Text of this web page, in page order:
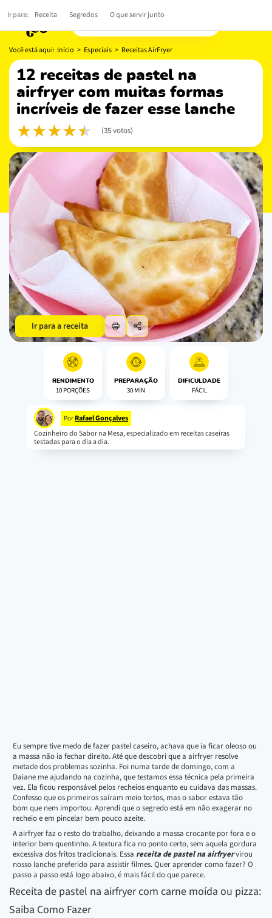
Você está aqui: Início > Especiais > Receitas AirFryer
12 receitas de pastel na
airfryer com muitas formas
incríveis de fazer esse lanche
(35 votos)
Ir para a receita
RENDIMENTO
10 PORÇÕES
PREPARAÇÃO
30 MIN
DIFICULDADE
FÁCIL
Por Rafael Gonçalves
Cozinheiro do Sabor na Mesa, especializado em receitas caseiras
testadas para o dia a dia.
Eu sempre tive medo de fazer pastel caseiro, achava que ia ficar oleoso ou
a massa não ia fechar direito. Até que descobri que a airfryer resolve
metade dos problemas sozinha. Foi numa tarde de domingo, com a
Daiane me ajudando na cozinha, que testamos essa técnica pela primeira
vez. Ela ficou responsável pelos recheios enquanto eu cuidava das massas.
Confesso que os primeiros saíram meio tortos, mas o sabor estava tão
bom que nem importou. Aprendi que o segredo está em não exagerar no
recheio e em pincelar bem pouco azeite.
A airfryer faz o resto do trabalho, deixando a massa crocante por fora e o
interior bem quentinho. A textura fica no ponto certo, sem aquela gordura
excessiva dos fritos tradicionais. Essa receita de pastel na airfryervirou
nosso lanche preferido para assistir filmes. Quer aprender como fazer? O
passo a passo está logo abaixo, é mais fácil do que parece.
Receita de pastel na airfryer com carne moída ou pizza:
Saiba Como Fazer